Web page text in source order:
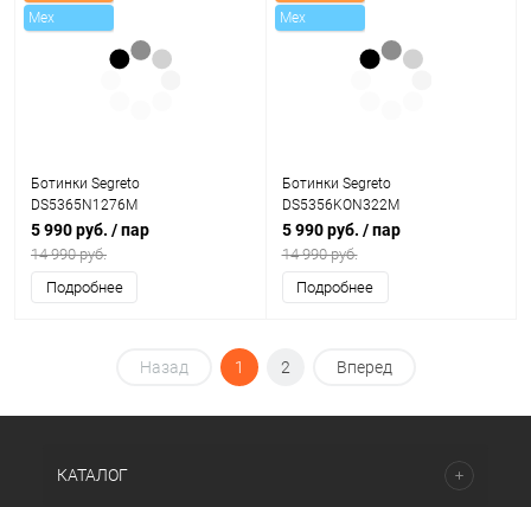
Mex
Ботинки Segreto
DS5365N1276M
5 990 руб. / пар
14 990 руб.
Подробнее
Mex
Ботинки Segreto
DS5356KON322M
5 990 руб. / пар
14 990 руб.
Подробнее
Назад 1 2 Вперед
КАТАЛОГ